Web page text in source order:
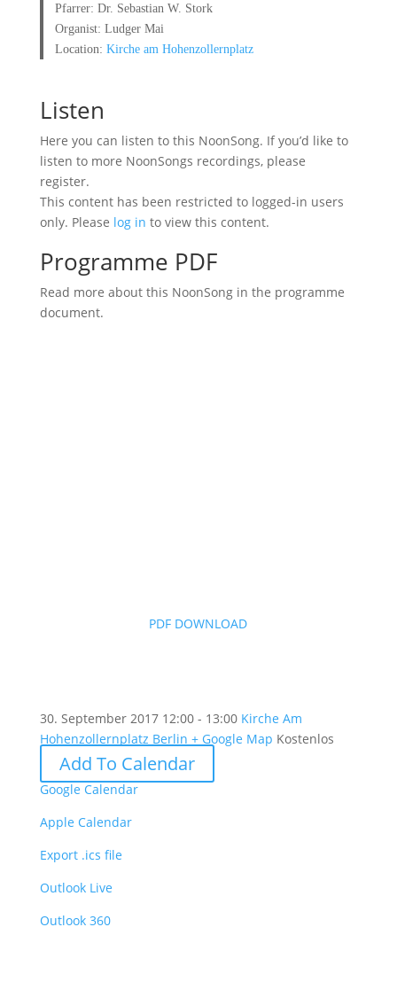
Pfarrer: Dr. Sebastian W. Stork
Organist: Ludger Mai
Location:Kirche am Hohenzollernplatz
Listen
Here you can listen to this NoonSong. If you’d like to
listen to more NoonSongs recordings, please
register.
This content has been restricted to logged-in users
only. Please log in to view this content.
Programme PDF
Read more about this NoonSong in the programme
document.
PDF DOWNLOAD
30. September 2017 12:00 - 13:00 Kirche Am
Hohenzollernplatz Berlin + Google Map Kostenlos
Add To Calendar
Google Calendar
Apple Calendar
Export .ics file
Outlook Live
Outlook 360